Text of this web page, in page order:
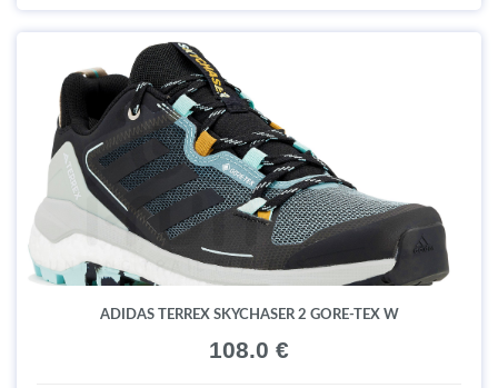
ADIDAS TERREX SKYCHASER 2 GORE-TEX W
108.0 €